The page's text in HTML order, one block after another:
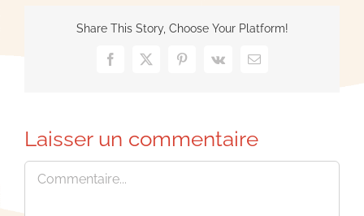
Share This Story, Choose Your Platform!
Facebook
X Pinterest
Vk Email
Laisser un commentaire